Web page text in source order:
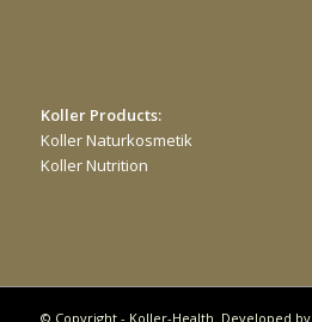
Koller Products:
Koller Naturkosmetik
Koller Nutrition
© Copyright - Koller-Health. Developed by